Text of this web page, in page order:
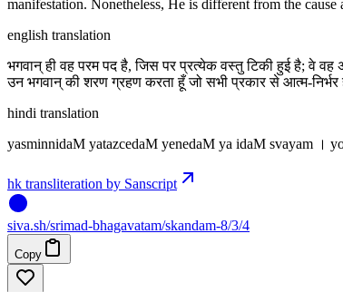
manifestation. Nonetheless, He is different from the
english translation
भगवान् ही वह परम पद है, जिस पर प्रत्येक वस्तु टिकी हुई है; वे
उन भगवान् की शरण ग्रहण करता हूँ जो सभी प्रकार से आत्म-
hindi translation
yasminnidaM yatazcedaM yenedaM ya idaM svayam ।
hk transliteration by Sanscript
siva.sh/srimad-bhagavatam/skandam-8/3/4
Copy